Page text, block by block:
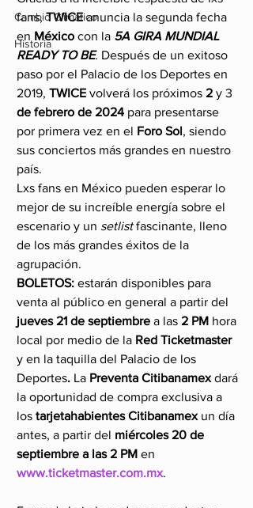
Cambio Climatico
Historia
fans, TWICE anuncia la segunda fecha
en México con la 5A GIRA MUNDIAL
READY TO BE. Después de un exitoso
paso por el Palacio de los Deportes en
2019, TWICE volverá los próximos 2 y 3
de febrero de 2024 para presentarse
por primera vez en el Foro Sol, siendo
sus conciertos más grandes en nuestro
país.
Lxs fans en México pueden esperar lo
mejor de su increíble energía sobre el
escenario y un setlist fascinante, lleno
de los más grandes éxitos de la
agrupación.
BOLETOS: estarán disponibles para
venta al público en general a partir del
jueves 21 de septiembre a las 2 PM hora
local por medio de la Red Ticketmaster
y en la taquilla del Palacio de los
Deportes. La Preventa Citibanamex dará
la oportunidad de compra exclusiva a
los tarjetahabientes Citibanamex un día
antes, a partir del miércoles 20 de
septiembre a las 2 PM en
www.ticketmaster.com.mx.